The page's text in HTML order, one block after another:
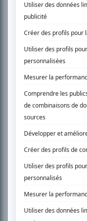
l’actualité télévisuelle au 98,5.
En savoir plus »
PLAN DU SITE
Accueil
Liste des oeuvres
Recherche avancée
À propos